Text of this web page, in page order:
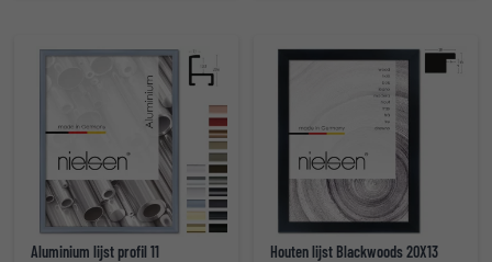
Aluminium lijst profil 11 Houten lijst Blackwoods 20X13